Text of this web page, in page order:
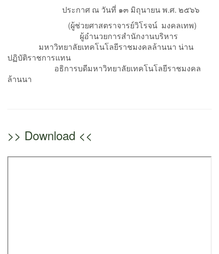
ประกาศ ณ วันที่ ๑๓ มิถุนายน พ.ศ. ๒๕๖๖
(ผู้ช่วยศาสตราจารย์วิโรจน์ มงคลเทพ)
ผู้อำนวยการสำนักงานบริหาร
มหาวิทยาลัยเทคโนโลยีราชมงคลล้านนา น่าน
ปฏิบัติราชการแทน
อธิการบดีมหาวิทยาลัยเทคโนโลยีราชมงคล
ล้านนา
>> Download <<